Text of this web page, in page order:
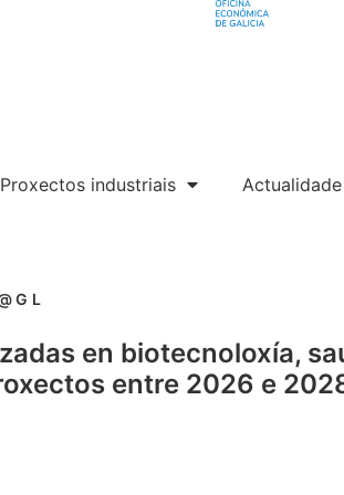
Proxectos industriais Actualidade
en biotecnoloxía,
entre 2026 e